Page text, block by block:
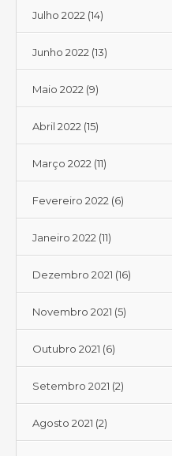
Julho 2022 (14)
Junho 2022 (13)
Maio 2022 (9)
Abril 2022 (15)
Março 2022 (11)
Fevereiro 2022 (6)
Janeiro 2022 (11)
Dezembro 2021 (16)
Novembro 2021 (5)
Outubro 2021 (6)
Setembro 2021 (2)
Agosto 2021 (2)